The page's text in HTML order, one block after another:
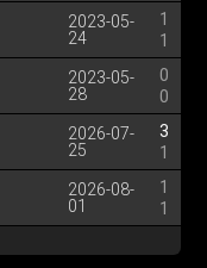
2023-05-
24
1
1
2023-05-
28
0
0
2026-07-
25
3
1
2026-08-
01
1
1